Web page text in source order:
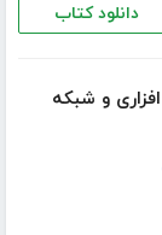
دانلود کتاب
و شبکه